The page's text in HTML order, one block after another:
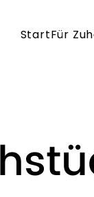
StartFür